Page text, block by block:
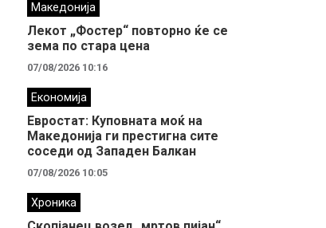
Македонија
Лекот „Фостер“ повторно ќе се
зема по стара цена
07/08/2026 10:16
Економија
Евростат: Куповната моќ на
Македонија ги престигна сите
соседи од Западен Балкан
07/08/2026 10:05
Хроника